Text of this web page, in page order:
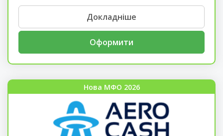
Докладніше
Оформити
Нова МФО 2026